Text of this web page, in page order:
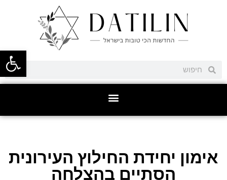
פתח
אימון יחידת החילוץ העירונית
הסתיים בהצלחה